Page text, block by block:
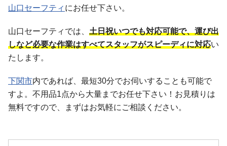
山口セーフティ にお任せ下さい。
山口セーフティでは、 土日祝いつでも対応可能で、運び出
しなど必要な作業はすべてスタッフがスピーディに対応い
たします。
下関市内であれば、最短30分でお伺いすることも可能で
すよ。不用品1点から大量までお任せ下さい！お見積りは
無料ですので、まずはお気軽にご相談ください。